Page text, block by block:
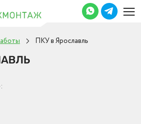
ПКУ в Ярославль